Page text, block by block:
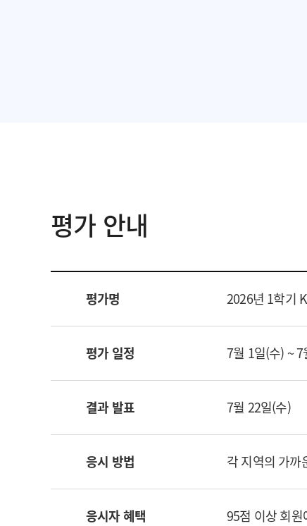
평가 안내
평가명 2026년 1학기
평가 일정 7월 1일(수) ~
결과 발표 7월 22일(수)
응시 방법 각 지역의 가까
응시자 혜택 95점 이상 회